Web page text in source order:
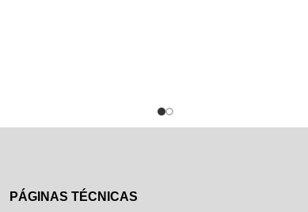
PÁGINAS TÉCNICAS